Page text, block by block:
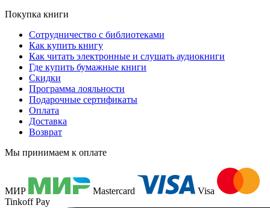
Покупка книги
Сотрудничество с библиотеками
Как купить книгу
Как читать электронные и слушать аудиокниги
Где купить бумажные книги
Скидки
Программа лояльности
Подарочные сертификаты
Оплата
Доставка
Возврат
Мы принимаем к оплате
МИР Mastercard
Visa
Tinkoff Pay